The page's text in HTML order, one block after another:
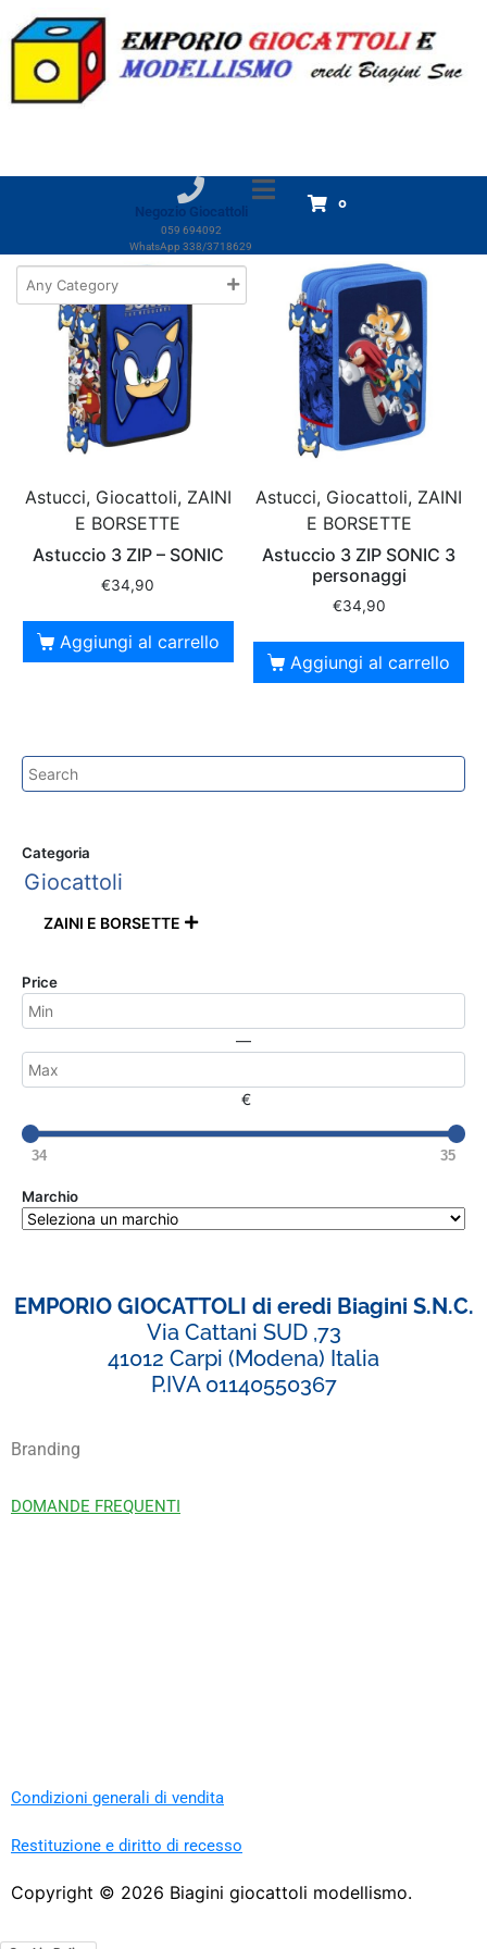
Negozio Giocattoli
059 694092
WhatsApp 338/3718629
0
Home Prodotti CR group
CR group
Astucci, Giocattoli, ZAINI
E BORSETTE
Astuccio 3 ZIP – SONIC
€34,90
Aggiungi al carrello
Astucci, Giocattoli, ZAINI
E BORSETTE
Astuccio 3 ZIP SONIC 3
personaggi
€34,90
Aggiungi al carrello
Categoria
Giocattoli
ZAINI E BORSETTE 
Price
—
€
34 35
Marchio
EMPORIO GIOCATTOLI di eredi Biagini S.N.C.
Via Cattani SUD ,73
41012 Carpi (Modena) Italia
P.IVA 01140550367
Branding
DOMANDE FREQUENTI
Condizioni generali di vendita
Restituzione e diritto di recesso
Copyright © 2026 Biagini giocattoli modellismo.